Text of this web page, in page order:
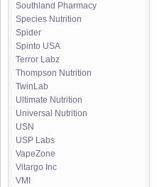
Southland Pharmacy
Species Nutrition
Spider
Spinto USA
Terror Labz
Thompson Nutrition
TwinLab
Ultimate Nutrition
Universal Nutrition
USN
USP Labs
VapeZone
Vitargo Inc
VMI